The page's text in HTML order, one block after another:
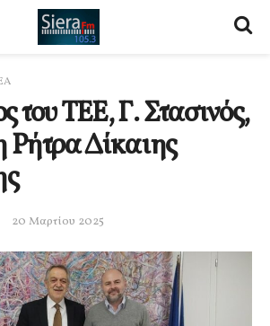
του ΤΕΕ, Γ. Στασινός,
Ρήτρα Δίκαιης
20 Μαρτίου 2025